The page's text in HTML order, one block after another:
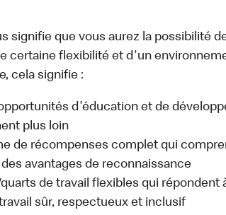
signifie que vous aurez la possibilité
certaine flexibilité et d'un
cela signifie :
d'éducation et de
plus loin
de récompenses complet qui
avantages de reconnaissance
de travail flexibles qui répondent
sûr, respectueux et inclusif